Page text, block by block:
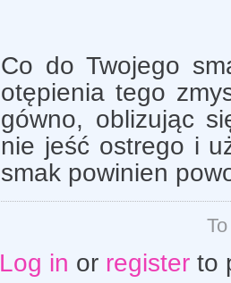
Co do Twojego
otępienia tego
gówno, oblizując
nie jeść ostrego i
smak powinien
Log in or registerto